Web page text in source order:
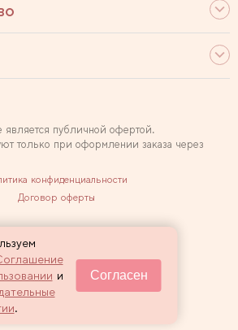
2007 — 2026 Sewclub
является публичной офертой.
только при оформлении заказа через
конфиденциальности
Договор оферты
и
.
Согласен